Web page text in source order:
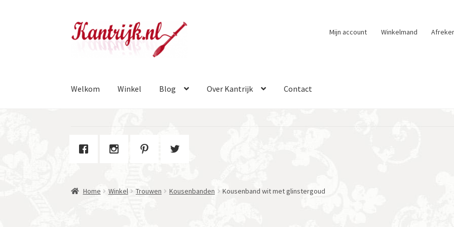
Ga
door
Ga
naar
Mijn account Winkelmand
Welkom Winkel Blog Over Kantrijk Contact
Home Winkel Trouwen Kousenbanden Kousenband wit met glinstergoud